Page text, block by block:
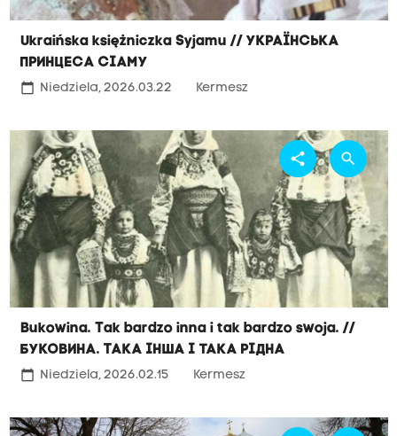
Ukraińska księżniczka Syjamu // Українська
принцеса Сіаму
calendar_today Niedziela, 2026.03.22 Kermesz
Bukowina. Tak bardzo inna i tak bardzo swoja. //
Буковина. Така інша і така рідна
calendar_today Niedziela, 2026.02.15 Kermesz
share search